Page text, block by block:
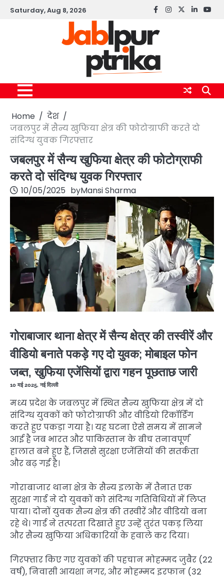
SkipSaturday, Aug 8, 2026 Facebook
instagram
twitterlinkedin
Home
देश
जबलपुर में सैन्य खुफिया क्षेत्र की फोटोग्राफी करते दो
संदिग्ध युवक गिरफ्तार
जबलपुर में सैन्य खुफिया क्षेत्र की फोटोग्राफी
करते दो संदिग्ध युवक गिरफ्तार
10/05/2025 byMansi Sharma
गोराबाजार थाना क्षेत्र में सैन्य क्षेत्र की तस्वीरें और
वीडियो बनाते पकड़े गए दो युवक; मोबाइल फोन
जब्त, खुफिया एजेंसियों द्वारा गहन पूछताछ जारी
10 मई 2025, नई दिल्ली
मध्य प्रदेश के जबलपुर में स्थित सैन्य खुफिया क्षेत्र में दो
संदिग्ध युवकों को फोटोग्राफी और वीडियो रिकॉर्डिंग
करते हुए पकड़ा गया है। यह घटना ऐसे समय में सामने
आई है जब भारत और पाकिस्तान के बीच तनावपूर्ण
हालात बने हुए हैं, जिससे सुरक्षा एजेंसियों की सतर्कता
और बढ़ गई है।
गोराबाजार थाना क्षेत्र के सैन्य इलाके में तैनात एक
सुरक्षा गार्ड ने दो युवकों को संदिग्ध गतिविधियों में लिप्त
पाया। दोनों युवक सैन्य क्षेत्र की तस्वीरें और वीडियो बना
रहे थे। गार्ड ने तत्परता दिखाते हुए उन्हें तुरंत पकड़ लिया
और सैन्य खुफिया अधिकारियों के हवाले कर दिया।
गिरफ्तार किए गए युवकों की पहचान मोहम्मद जुबैर (22
वर्ष), निवासी आयशा नगर, और मोहम्मद इरफान (32